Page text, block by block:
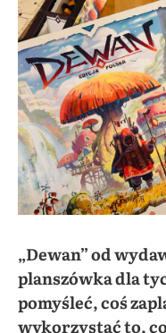
„Dewan” od
planszówka dla
pomyśleć, coś
wykorzystać to, co